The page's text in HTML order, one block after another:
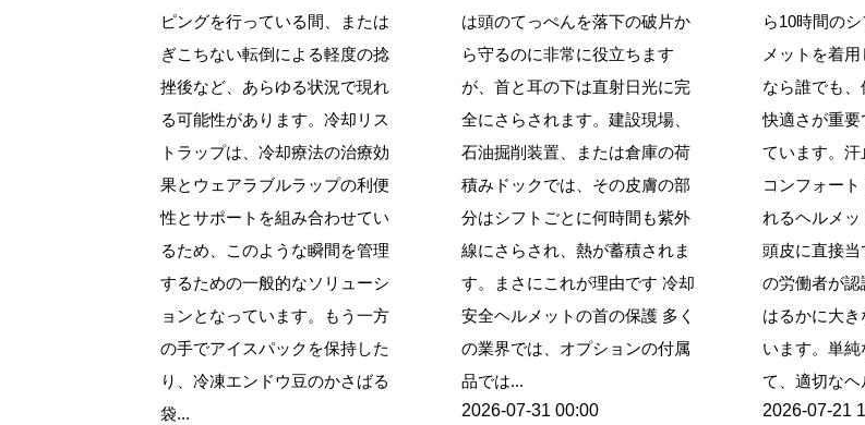
ピングを行っている間、または
ぎこちない転倒による軽度の捻
挫後など、あらゆる状況で現れ
る可能性があります。冷却リス
トラップは、冷却療法の治療効
果とウェアラブルラップの利便
性とサポートを組み合わせてい
るため、このような瞬間を管理
するための一般的なソリューシ
ョンとなっています。もう一方
の手でアイスパックを保持した
り、冷凍エンドウ豆のかさばる
袋...
は頭のてっぺんを落下の破片か
ら守るのに非常に役立ちます
が、首と耳の下は直射日光に完
全にさらされます。建設現場、
石油掘削装置、または倉庫の荷
積みドックでは、その皮膚の部
分はシフトごとに何時間も紫外
線にさらされ、熱が蓄積されま
す。まさにこれが理由です 冷却
安全ヘルメットの首の保護 多く
の業界では、オプションの付属
品では...
2026-07-31 00:00
ら10時間の
メットを着
なら誰でも
快適さが重要
ています。
コンフォー
れるヘルメ
頭皮に直接
の労働者が認
はるかに大
います。単純
て、適切なヘ
2026-07-21